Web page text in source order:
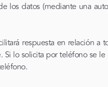
los datos (mediante una
respuesta en relación a
lo solicita por teléfono se le